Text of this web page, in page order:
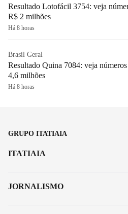
Resultado Lotofácil 3754: veja
R$ 2 milhões
Há 8 horas
Brasil Geral
Resultado Quina 7084: veja
4,6 milhões
Há 8 horas
GRUPO ITATIAIA
ITATIAIA
JORNALISMO